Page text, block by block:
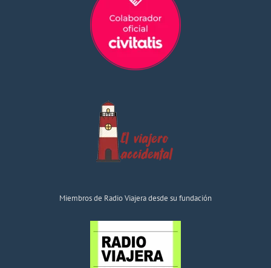
Miembros de Radio Viajera desde su fundación